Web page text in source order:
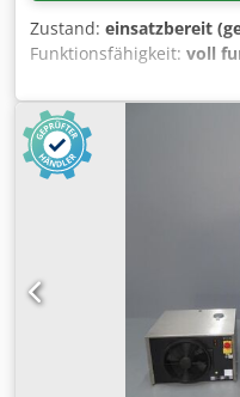
Zustand: einsatzbereit
Funktionsfähigkeit: voll
351 Mobiler Waschplatz
Hochdruckreiniger
,genehmigungsfrei, für
Werkzeuge bzw.
Ort geprüft werden. Für